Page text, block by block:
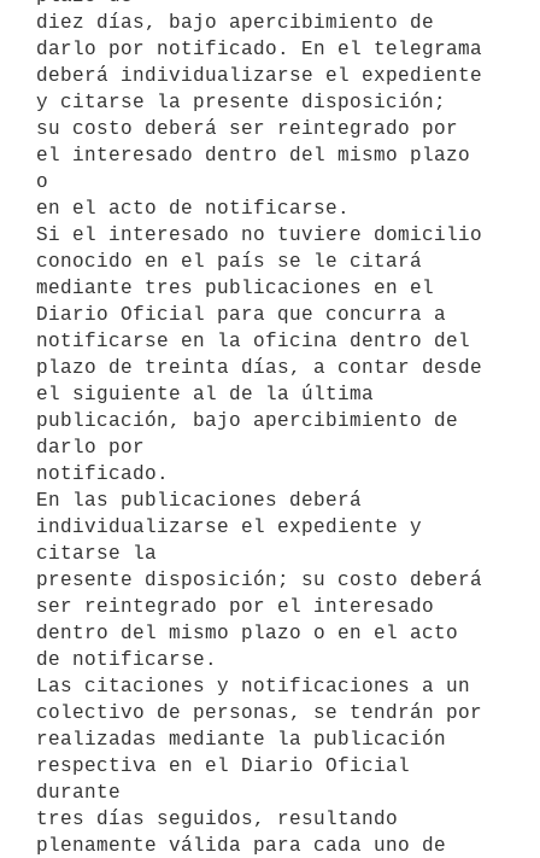
diez días, bajo apercibimiento de
darlo por notificado. En el telegrama
deberá individualizarse el expediente
y citarse la presente disposición;
su costo deberá ser reintegrado por
el interesado dentro del mismo plazo
o
en el acto de notificarse.
Si el interesado no tuviere domicilio
conocido en el país se le citará
mediante tres publicaciones en el
Diario Oficial para que concurra a
notificarse en la oficina dentro del
plazo de treinta días, a contar desde
el siguiente al de la última
publicación, bajo apercibimiento de
darlo por
notificado.
En las publicaciones deberá
individualizarse el expediente y
citarse la
presente disposición; su costo deberá
ser reintegrado por el interesado
dentro del mismo plazo o en el acto
de notificarse.
Las citaciones y notificaciones a un
colectivo de personas, se tendrán por
realizadas mediante la publicación
respectiva en el Diario Oficial
durante
tres días seguidos, resultando
plenamente válida para cada uno de